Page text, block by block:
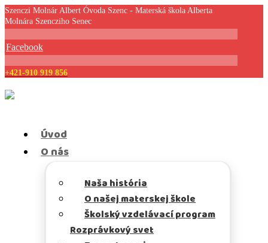
Szenczi Molnár Albert Óvoda Szenc - Materská škola Alberta
Molnára Szencziho Senec
Facebook
+421-910 919 856
Úvod
O nás
Naša história
O našej materskej škole
Školský vzdelávací program
Rozprávkový svet